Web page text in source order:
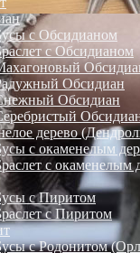
с Обсидианом
с Обсидианом
Обсидиан
Обсидиан
дерево
с окаменелым
с окаменелым
с Пиритом
с Пиритом
с Родонитом